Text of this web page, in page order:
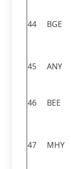
44 BGE
45 ANY
46 BEE
47 MHY